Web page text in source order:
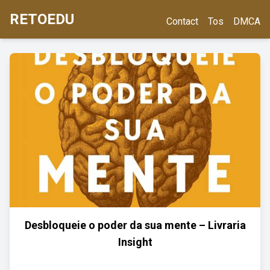
RETOEDU Contact Tos DMCA
Desbloqueie o poder da sua mente – Livraria
Insight